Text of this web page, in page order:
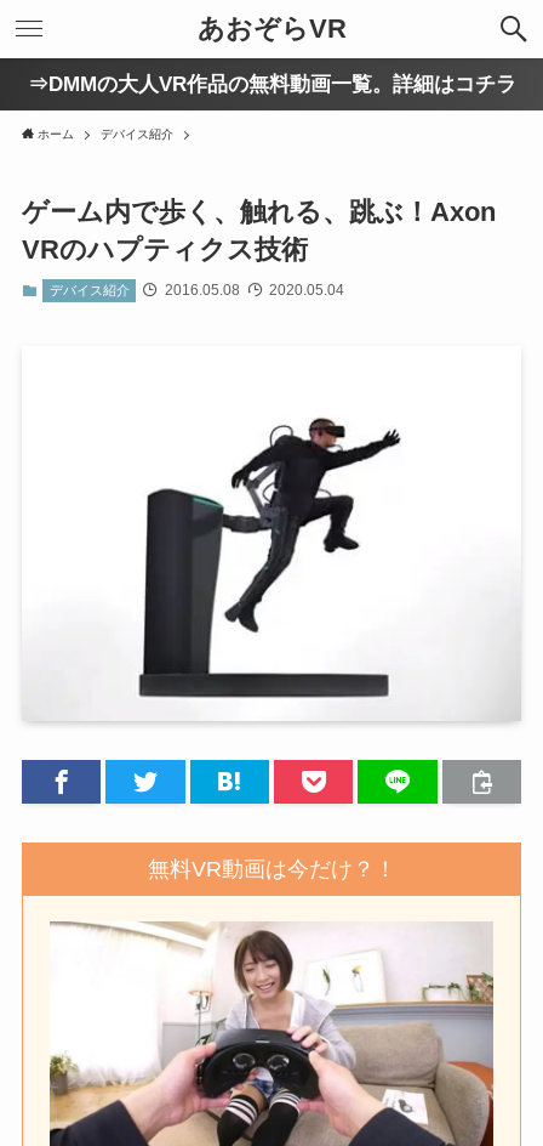
あおぞらVR
⇒DMMの大人VR作品の無料動画一覧。詳細はコチラ
ホーム デバイス紹介
ゲーム内で歩く、触れる、跳ぶ！Axon
VRのハプティクス技術
デバイス紹介 2016.05.08 2020.05.04
無料VR動画は今だけ？！